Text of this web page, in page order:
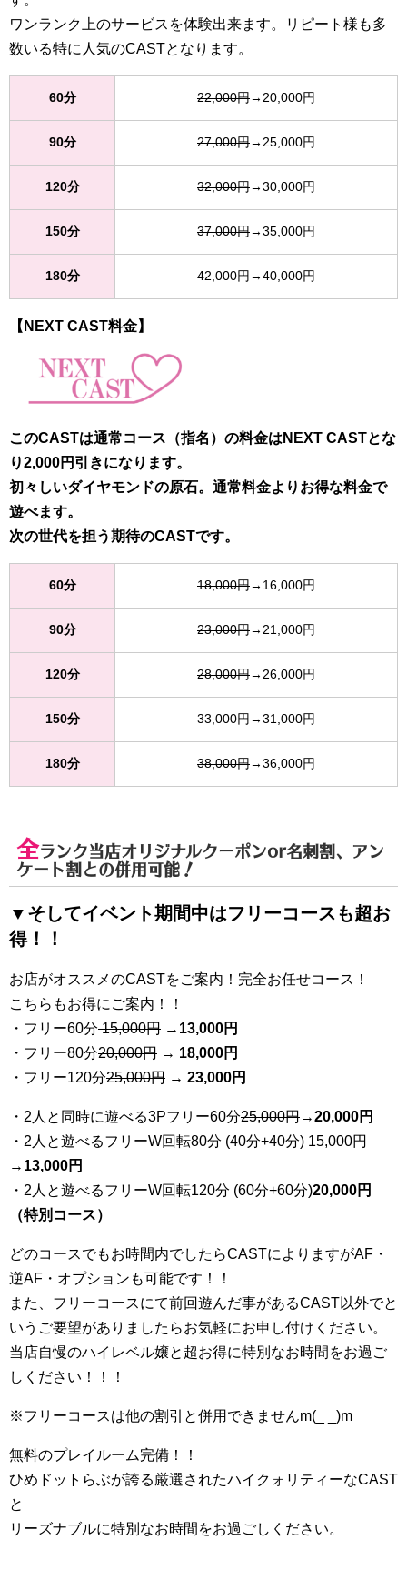
ワンランク上のサービスを体験出来ます。リピート様も多
数いる特に人気のCASTとなります。
60分 22,000円→20,000円
90分 27,000円→25,000円
120分 32,000円→30,000円
150分 37,000円→35,000円
180分 42,000円→40,000円
【NEXT CAST料金】
このCASTは通常コース（指名）の料金はNEXT CASTとな
り2,000円引きになります。
初々しいダイヤモンドの原石。通常料金よりお得な料金で
遊べます。
次の世代を担う期待のCASTです。
60分 18,000円→16,000円
90分 23,000円→21,000円
120分 28,000円→26,000円
150分 33,000円→31,000円
180分 38,000円→36,000円
全ランク当店オリジナルクーポンor名刺割、アン
ケート割との併用可能！
▼そしてイベント期間中はフリーコースも超お
得！！
お店がオススメのCASTをご案内！完全お任せコース！
こちらもお得にご案内！！
・フリー60分15,000円 → 13,000円
・フリー80分20,000円 → 18,000円
・フリー120分25,000円 → 23,000円
・2人と同時に遊べる3Pフリー60分25,000円→20,000円
・2人と遊べるフリーW回転80分 (40分+40分) 15,000円
→ 13,000円
・2人と遊べるフリーW回転120分 (60分+60分)20,000円
（特別コース）
どのコースでもお時間内でしたらCASTによりますがAF・
逆AF・オプションも可能です！！
また、フリーコースにて前回遊んだ事があるCAST以外でと
いうご要望がありましたらお気軽にお申し付けください。
当店自慢のハイレベル嬢と超お得に特別なお時間をお過ご
しください！！！
※フリーコースは他の割引と併用できませんm(_ _)m
無料のプレイルーム完備！！
ひめドットらぶが誇る厳選されたハイクォリティーなCAST
と
リーズナブルに特別なお時間をお過ごしください。